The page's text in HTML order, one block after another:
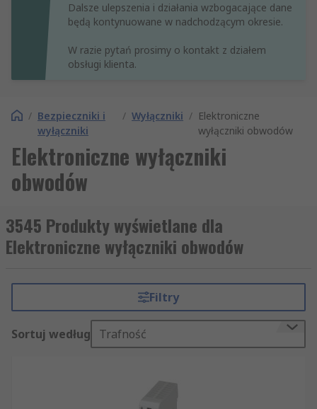
Dalsze ulepszenia i działania wzbogacające dane
będą kontynuowane w nadchodzącym okresie.
W razie pytań prosimy o kontakt z działem
obsługi klienta.
/ Bezpieczniki i
wyłączniki
/ Wyłączniki / Elektroniczne
wyłączniki obwodów
Elektroniczne wyłączniki
obwodów
3545 Produkty wyświetlane dla
Elektroniczne wyłączniki obwodów
Filtry
Sortuj według Trafność